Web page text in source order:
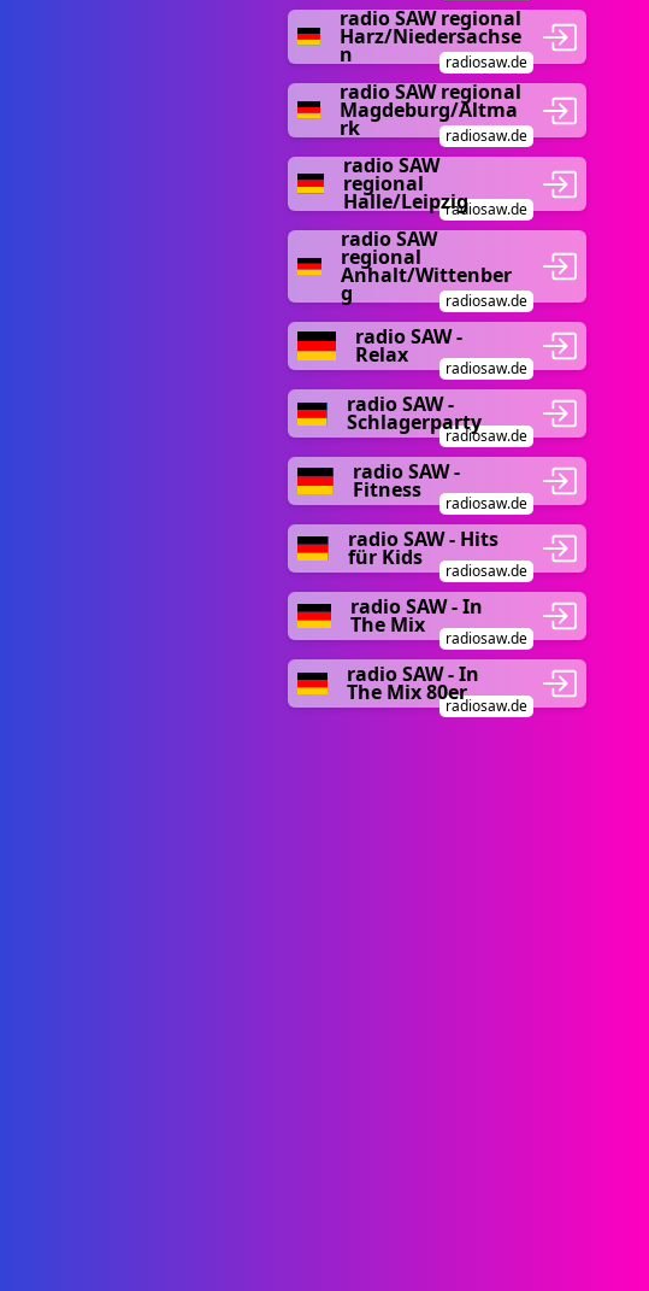
radio SAW regional
Harz/Niedersachse
n radiosaw.de
radio SAW regional
Magdeburg/Altma
rk radiosaw.de
radio SAW
regional
Halle/Leipzigradiosaw.de
radio SAW
regional
Anhalt/Wittenber
g radiosaw.de
radio SAW -
Relax
radiosaw.de
radio SAW -
Schlagerparty
radiosaw.de
radio SAW -
Fitness
radiosaw.de
radio SAW - Hits
für Kids
radiosaw.de
radio SAW - In
The Mix
radiosaw.de
radio SAW - In
The Mix 80er
radiosaw.de